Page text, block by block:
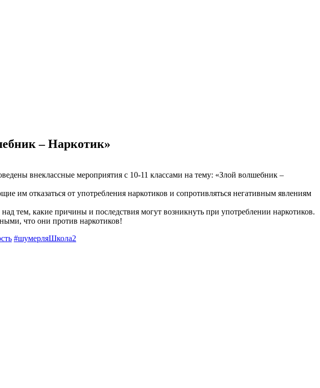
– Наркотик»
внеклассные мероприятия с 10-11 классами на тему: «Злой волшебник –
отказаться от употребления наркотиков и сопротивляться негативным явлениям
тем, какие причины и последствия могут возникнуть при употреблении наркотиков.
что они против наркотиков!
#шумерляШкола2